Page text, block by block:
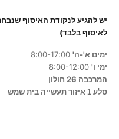
לאיסוף בלבד)
ימים א'-ה'
ימי ו'
המרכבה 26 חולון
סלע 1ֿ איזור תעשייה בית שמש